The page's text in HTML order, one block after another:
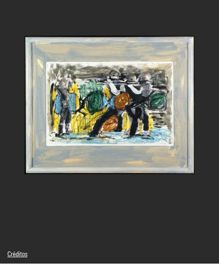
Créditos
© Adagp, Paris